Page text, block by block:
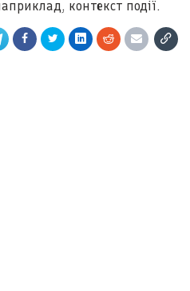
контекст події.